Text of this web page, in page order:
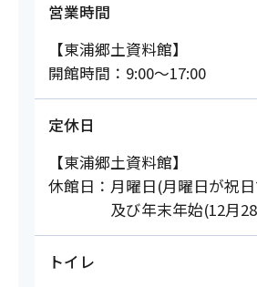
営業時間
【東浦郷土資料館】
開館時間：9:00～17:00
定休日
【東浦郷土資料館】
休館日：月曜日(月曜日が祝
及び年末年始(12月28
トイレ